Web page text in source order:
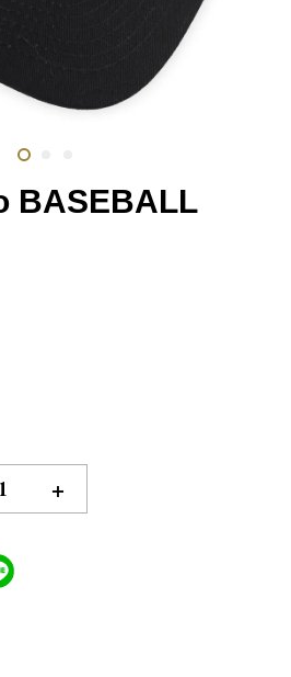
BASEBALL
+